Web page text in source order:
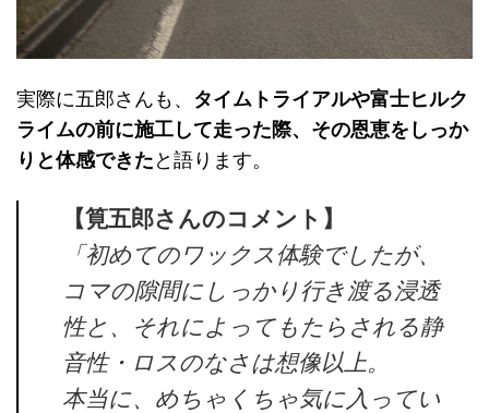
実際に五郎さんも、 タイムトライアルや富士ヒルク
ライムの前に施工して走った際、その恩恵をしっか
りと体感できた と語ります。
【筧五郎さんのコメント】
「初めてのワックス体験でしたが、
コマの隙間にしっかり行き渡る浸透
性と、それによってもたらされる静
音性・ロスのなさは想像以上。
本当に、めちゃくちゃ気に入ってい